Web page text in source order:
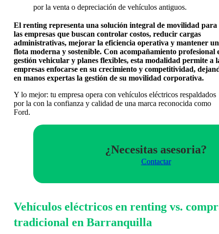
por la venta o depreciación de vehículos antiguos.
El renting representa una solución integral de movilidad para
las empresas que buscan controlar costos, reducir cargas
administrativas, mejorar la eficiencia operativa y mantener
flota moderna y sostenible. Con acompañamiento profesional
gestión vehicular y planes flexibles, esta modalidad permite a
empresas enfocarse en su crecimiento y competitividad,
en manos expertas la gestión de su movilidad corporativa.
Y lo mejor: tu empresa opera con vehículos eléctricos respaldados
por la con la confianza y calidad de una marca reconocida como
Ford.
¿Necesitas asesoria?
Contactar
Vehículos eléctricos en renting vs.
tradicional en Barranquilla